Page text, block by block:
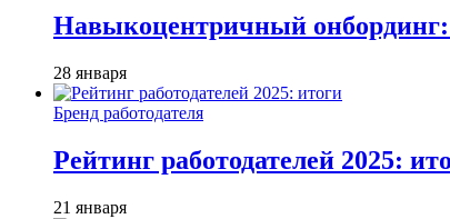
Навыкоцентричный онбординг:
28 января
Бренд работодателя
Рейтинг работодателей 2025:
21 января